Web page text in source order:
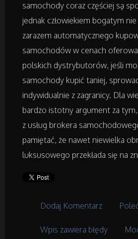
Tłumaczenia
Książki,
Handel
Biżuteria
Dla Dzieci
samochody coraz częściej są
jednak człowiekiem bogatym nie
zarazem automatycznego
samochodów w cenach
polskich dystrybutorów, jeśli
samochody kupić taniej,
indywidualnie z zagranicy. Dla
bardzo istotny argument za
z usług brokera
pamiętać, że nawet niewielka
luksusowego przekłada się na
Dodaj Komentarz
Wpis zawiera błędy